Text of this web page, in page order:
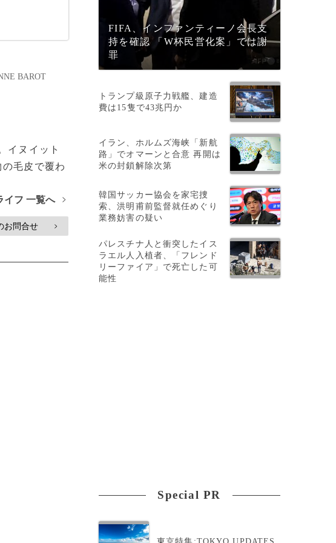
BAROT
イヌイット
毛皮で覆わ
イフ 一覧へ
>
お問合せ >
FIFA、インファンティーノ会長支
持を確認 「W杯民営化案」では謝
罪
トランプ級原子力戦艦、建造
費は15隻で43兆円か
イラン、ホルムズ海峡「新航
路」でオマーンと合意 再開は
米の封鎖解除次第
韓国サッカー協会を家宅捜
索、洪明甫前監督就任めぐり
業務妨害の疑い
パレスチナ人と衝突したイス
ラエル人入植者、「フレンド
リーファイア」で死亡した可
能性
Special PR
東京特集:TOKYO UPDATES